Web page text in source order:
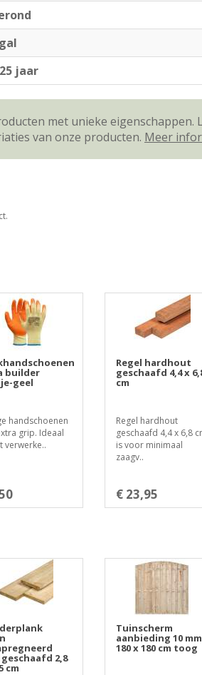
jaar
met unieke eigenschappen.
van onze producten. Meer
builder
geel
handschoenen
grip. Ideaal
verwerke..
Regel hardhout
geschaafd 4,4 x
cm
Regel hardhout
geschaafd 4,4 x 6,8
is voor minimaal
zaagv..
€ 23,95
2,8
cm
Tuinscherm
aanbieding 10 mm
180 x 180 cm toog